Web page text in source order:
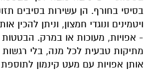
בסיסי בחורף. הן עשירות בסיבים
ויטמינים ונוגדי חמצון, וניתן להכין
- אפויות, מעוכות או במרק. הבטטות
מתיקות טבעית לכל מנה, בלי
אותן אפויות עם מעט קינמון